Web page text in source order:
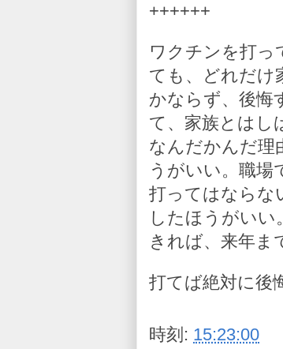
++++++
ワクチンを打っ
ても、どれだけ
かならず、後悔
て、家族とはし
なんだかんだ理
うがいい。職場
打ってはならな
したほうがいい
きれば、来年ま
打てば絶対に後
時刻: 15:23:00